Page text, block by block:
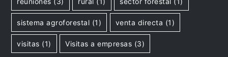
sistema agroforestal (1) venta directa (1)
visitas (1) Visitas a empresas (3)